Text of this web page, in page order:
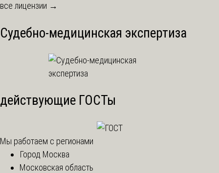
все лицензии →
Судебно-медицинская экспертиза
действующие ГОСТы
Мы работаем с регионами
Город Москва
Московская область